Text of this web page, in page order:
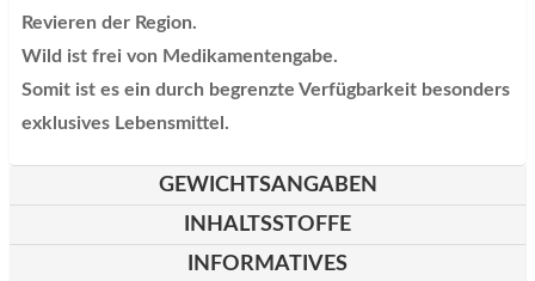
Revieren der Region.
Wild ist frei von Medikamentengabe.
Somit ist es ein durch begrenzte Verfügbarkeit besonders
exklusives Lebensmittel.
GEWICHTSANGABEN
INHALTSSTOFFE
INFORMATIVES